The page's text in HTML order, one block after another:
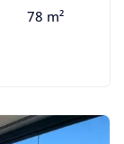
78 m²